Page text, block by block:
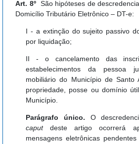
Art. 8º São hipóteses de
Domicílio Tributário Eletrônico – DT-e:
I - a extinção do sujeito passivo
por liquidação;
II - o cancelamento das
estabelecimentos da pessoa
mobiliário do Município de Santo
propriedade, posse ou domínio
Município.
Parágrafo único. O
caputdeste artigo ocorrerá
mensagens eletrônicas